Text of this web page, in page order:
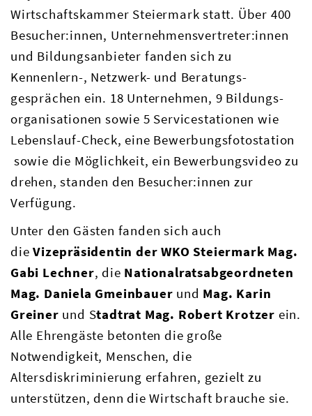
Wirtschaftskammer Steiermark statt. Über 400
Besucher:innen, Unternehmens­vertreter:innen
und Bildungsanbieter fanden sich zu
Kennenlern-, Netzwerk- und Beratungs­
gesprächen ein. 18 Unternehmen, 9 Bildungs­­
organisationen sowie 5 Servicestationen wie
Lebenslauf-Check, eine Bewerbungsfotostation
sowie die Möglichkeit, ein Bewerbungsvideo zu
drehen, standen den Besucher:innen zur
Verfügung.
Unter den Gästen fanden sich auch
dieVizepräsidentin der WKO Steiermark Mag.
Gabi Lechner, die Nationalratsabgeordneten
Mag. Daniela Gmeinbauer und Mag. Karin
Greiner und Stadtrat Mag. Robert Krotzer ein.
Alle Ehrengäste betonten die große
Notwendigkeit, Menschen, die
Altersdiskriminierung erfahren, gezielt zu
unterstützen, denn die Wirtschaft brauche sie.